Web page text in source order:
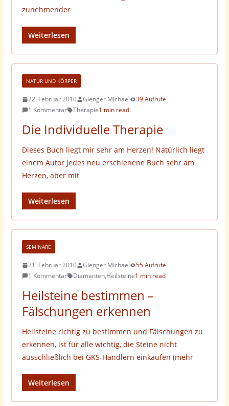
zunehmender
Weiterlesen
NATUR UND KÖRPER
22. Februar 2010 Gienger Michael
39 Aufrufe
1 Kommentar
Therapie1 min read
Die Individuelle Therapie
Dieses Buch liegt mir sehr am Herzen! Natürlich liegt
einem Autor jedes neu erschienene Buch sehr am
Herzen, aber mit
Weiterlesen
SEMINARE
21. Februar 2010 Gienger Michael
55 Aufrufe
1 Kommentar
Diamanten,Heilsteine1 min read
Heilsteine bestimmen –
Fälschungen erkennen
Heilsteine richtig zu bestimmen und Fälschungen zu
erkennen, ist für alle wichtig, die Steine nicht
ausschließlich bei GKS-Händlern einkaufen (mehr
Weiterlesen